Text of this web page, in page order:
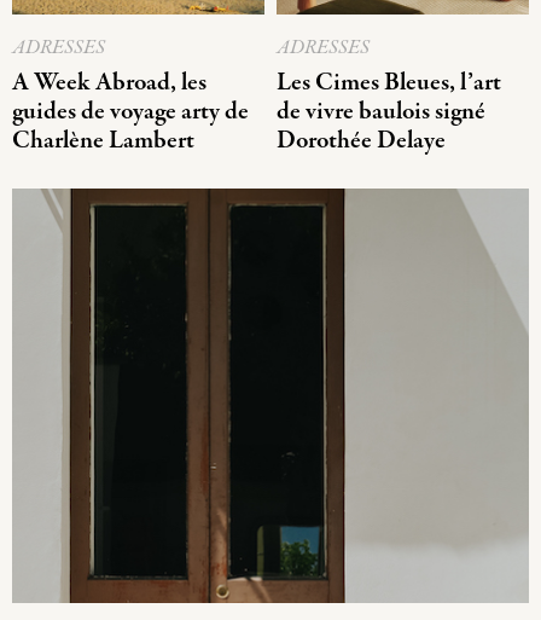
ADRESSES
A Week Abroad, les
guides de voyage arty de
Charlène Lambert
ADRESSES
Les Cimes Bleues, l’art
de vivre baulois signé
Dorothée Delaye